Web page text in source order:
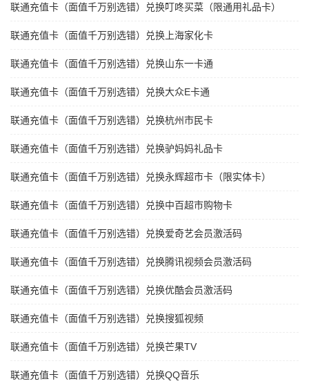
联通充值卡（面值千万别选错）兑换叮咚买菜（限通用礼品卡）
联通充值卡（面值千万别选错）兑换上海家化卡
联通充值卡（面值千万别选错）兑换山东一卡通
联通充值卡（面值千万别选错）兑换大众E卡通
联通充值卡（面值千万别选错）兑换杭州市民卡
联通充值卡（面值千万别选错）兑换驴妈妈礼品卡
联通充值卡（面值千万别选错）兑换永辉超市卡（限实体卡）
联通充值卡（面值千万别选错）兑换中百超市购物卡
联通充值卡（面值千万别选错）兑换爱奇艺会员激活码
联通充值卡（面值千万别选错）兑换腾讯视频会员激活码
联通充值卡（面值千万别选错）兑换优酷会员激活码
联通充值卡（面值千万别选错）兑换搜狐视频
联通充值卡（面值千万别选错）兑换芒果TV
联通充值卡（面值千万别选错）兑换QQ音乐